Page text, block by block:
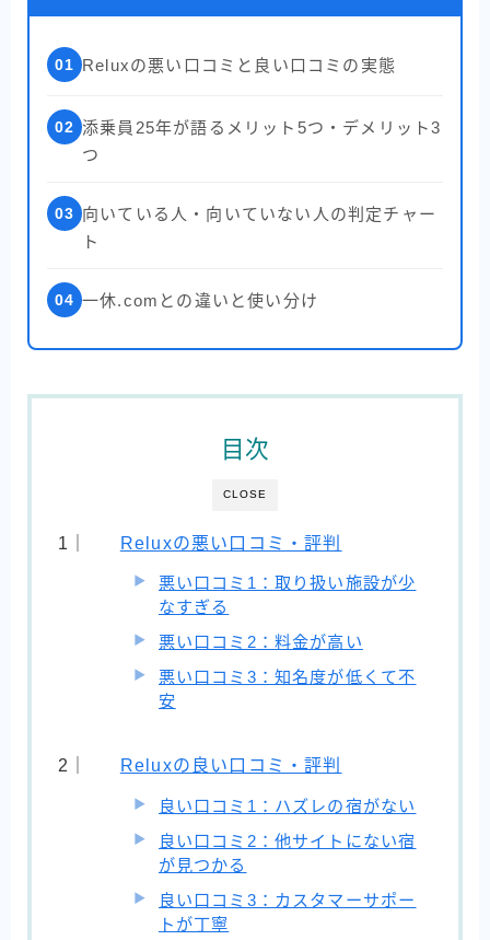
01 Reluxの悪い口コミと良い口コミの実態
02 添乗員25年が語るメリット5つ・デメリット3
つ
03 向いている人・向いていない人の判定チャー
ト
04 一休.comとの違いと使い分け
CLOSE
目次
Reluxの悪い口コミ・評判
悪い口コミ1：取り扱い施設が少
なすぎる
悪い口コミ2：料金が高い
悪い口コミ3：知名度が低くて不
安
Reluxの良い口コミ・評判
良い口コミ1：ハズレの宿がない
良い口コミ2：他サイトにない宿
が見つかる
良い口コミ3：カスタマーサポー
トが丁寧